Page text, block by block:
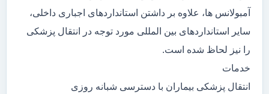
آمبولانس ها، علاوه بر داشتن استانداردهای اجباری داخلی،
سایر استانداردهای بین المللی مورد توجه در انتقال پزشکی
را نیز لحاظ شده است.
خدمات
انتقال پزشکی بیماران با دسترسی شبانه روزی